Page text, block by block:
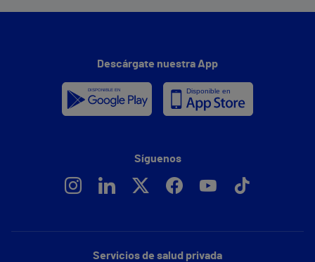
Servicios de salud privada
Descárgate nuestra App
Síguenos